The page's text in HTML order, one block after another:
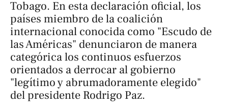
Tobago. En esta declaración oficial, los
países miembro de la coalición
internacional conocida como "Escudo de
las Américas" denunciaron de manera
categórica los continuos esfuerzos
orientados a derrocar al gobierno
"legítimo y abrumadoramente elegido"
del presidente Rodrigo Paz.